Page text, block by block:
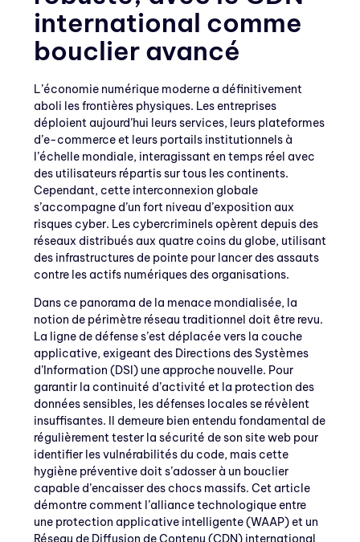
international comme
bouclier avancé
L’économie numérique moderne a définitivement
aboli les frontières physiques. Les entreprises
déploient aujourd’hui leurs services, leurs plateformes
d’e-commerce et leurs portails institutionnels à
l’échelle mondiale, interagissant en temps réel avec
des utilisateurs répartis sur tous les continents.
Cependant, cette interconnexion globale
s’accompagne d’un fort niveau d’exposition aux
risques cyber. Les cybercriminels opèrent depuis des
réseaux distribués aux quatre coins du globe, utilisant
des infrastructures de pointe pour lancer des assauts
contre les actifs numériques des organisations.
Dans ce panorama de la menace mondialisée, la
notion de périmètre réseau traditionnel doit être revu.
La ligne de défense s’est déplacée vers la couche
applicative, exigeant des Directions des Systèmes
d’Information (DSI) une approche nouvelle. Pour
garantir la continuité d’activité et la protection des
données sensibles, les défenses locales se révèlent
insuffisantes. Il demeure bien entendu fondamental de
régulièrement tester la sécurité de son site web pour
identifier les vulnérabilités du code, mais cette
hygiène préventive doit s’adosser à un bouclier
capable d’encaisser des chocs massifs. Cet article
démontre comment l’alliance technologique entre
une protection applicative intelligente (WAAP) et un
Réseau de Diffusion de Contenu (CDN) international